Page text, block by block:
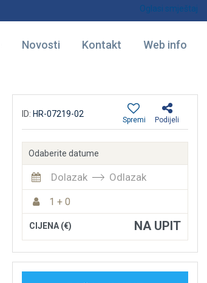
Oglasi smještaj
Novosti Kontakt Web info
ID: HR-07219-02
Podijeli
Spremi
Odaberite datume
Dolazak Odlazak
1 + 0
CIJENA (€) NA UPIT